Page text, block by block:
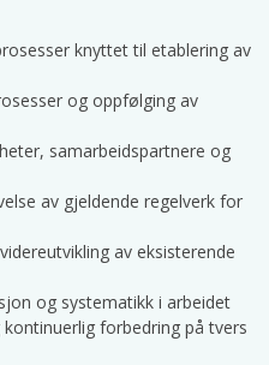
knyttet til etablering av
og oppfølging av
samarbeidspartnere og
av gjeldende regelverk for
av eksisterende
og systematikk i arbeidet
forbedring på tvers